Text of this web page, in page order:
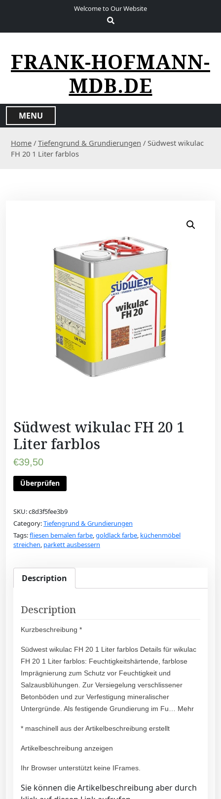
Welcome to Our Website
FRANK-HOFMANN-
MDB.DE
MENU
Home / Tiefengrund & Grundierungen / Südwest wikulac
FH 20 1 Liter farblos
Südwest wikulac FH 20 1
Liter farblos
€39,50
Überprüfen
SKU:c8d3f5fee3b9
Category:Tiefengrund & Grundierungen
Tags:fliesen bemalen farbe,goldlack farbe, küchenmöbel
streichen, parkett ausbessern
Description
Description
Kurzbeschreibung *
Südwest wikulac FH 20 1 Liter farblos Details für wikulac
FH 20 1 Liter farblos: Feuchtigkeitshärtende, farblose
Imprägnierung zum Schutz vor Feuchtigkeit und
Salzausblühungen. Zur Versiegelung verschlissener
Betonböden und zur Verfestigung mineralischer
Untergründe. Als festigende Grundierung im Fu… Mehr
* maschinell aus der Artikelbeschreibung erstellt
Artikelbeschreibung anzeigen
Ihr Browser unterstützt keine IFrames.
Sie können die Artikelbeschreibung aber durch